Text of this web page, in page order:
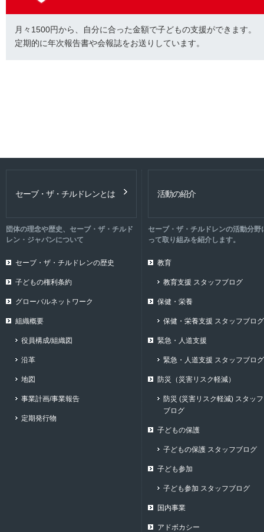
月々1500円から、自分に合った金額で子どもの支援ができます。
定期的に年次報告書や会報誌をお送りしています。
セーブ・ザ・チルドレンとは
団体の理念や歴史、セーブ・ザ・チルド
レン・ジャパンについて
セーブ・ザ・チルドレンの歴史
子どもの権利条約
グローバルネットワーク
組織概要
役員構成/組織図
沿革
地図
事業計画/事業報告
定期発行物
活動の紹介
セーブ・ザ・チルドレンの活動分野
って取り組みを紹介します。
教育
教育支援 スタッフブログ
保健・栄養
保健・栄養支援 スタッフブログ
緊急・人道支援
緊急・人道支援 スタッフブログ
防災（災害リスク軽減）
防災 (災害リスク軽減) スタッフ
ブログ
子どもの保護
子どもの保護 スタッフブログ
子ども参加
子ども参加 スタッフブログ
国内事業
アドボカシー